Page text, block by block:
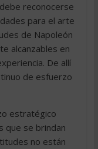
reconocerse
para el arte
de Napoleón
alcanzables en
De allí
de esfuerzo
estratégico
que se brindan
no están